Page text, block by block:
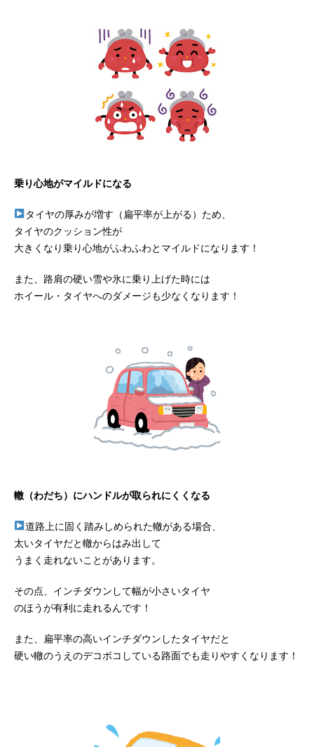
乗り心地がマイルドになる
タイヤの厚みが増す（扁平率が上がる）ため、
タイヤのクッション性が
大きくなり乗り心地がふわふわとマイルドになります！
また、路肩の硬い雪や氷に乗り上げた時には
ホイール・タイヤへのダメージも少なくなります！
轍（わだち）にハンドルが取られにくくなる
道路上に固く踏みしめられた轍がある場合、
太いタイヤだと轍からはみ出して
うまく走れないことがあります。
その点、インチダウンして幅が小さいタイヤ
のほうが有利に走れるんです！
また、扁平率の高いインチダウンしたタイヤだと
硬い轍のうえのデコボコしている路面でも走りやすくなります！